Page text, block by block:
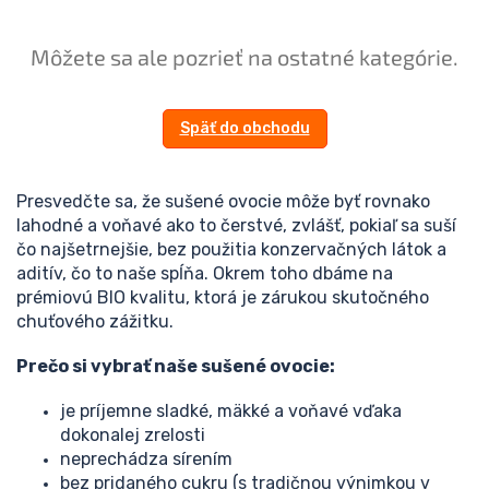
Môžete sa ale pozrieť na ostatné kategórie.
Späť do obchodu
Presvedčte sa, že sušené ovocie môže byť rovnako
lahodné a voňavé ako to čerstvé, zvlášť, pokiaľ sa suší
čo najšetrnejšie, bez použitia konzervačných látok a
aditív, čo to naše spĺňa. Okrem toho dbáme na
prémiovú BIO kvalitu, ktorá je zárukou skutočného
chuťového zážitku.
Prečo si vybrať naše sušené ovocie:
je príjemne sladké, mäkké a voňavé vďaka
dokonalej zrelosti
neprechádza sírením
bez pridaného cukru (s tradičnou výnimkou v